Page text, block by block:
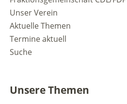
Unser Verein
Aktuelle Themen
Termine aktuell
Suche
Unsere Themen